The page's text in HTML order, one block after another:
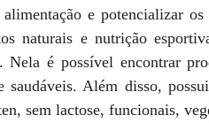
e potencializar
naturais e nutrição
é possível encontrar
saudáveis. Além disso,
sem lactose, funcionais,